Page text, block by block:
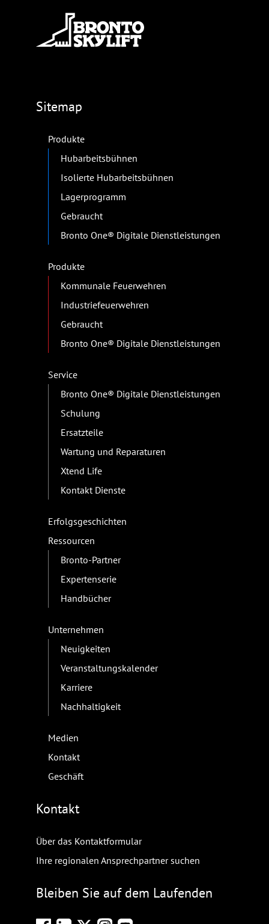
Sitemap
Produkte
Hubarbeitsbühnen
Isolierte Hubarbeitsbühnen
Lagerprogramm
Gebraucht
Bronto One® Digitale Dienstleistungen
Produkte
Kommunale Feuerwehren
Industriefeuerwehren
Gebraucht
Bronto One® Digitale Dienstleistungen
Service
Bronto One® Digitale Dienstleistungen
Schulung
Ersatzteile
Wartung und Reparaturen
Xtend Life
Kontakt Dienste
Erfolgsgeschichten
Ressourcen
Bronto-Partner
Expertenserie
Handbücher
Unternehmen
Neuigkeiten
Veranstaltungskalender
Karriere
Nachhaltigkeit
Medien
Kontakt
Geschäft
Kontakt
Über das Kontaktformular
Ihre regionalen Ansprechpartner suchen
Bleiben Sie auf dem Laufenden